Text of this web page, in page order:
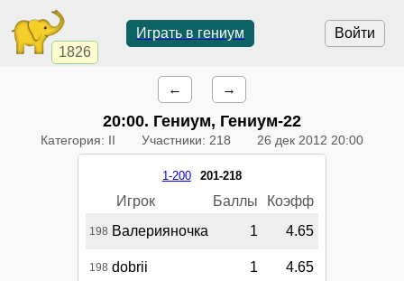
1826
Войти
Играть в гениум
← →
20:00. Гениум, Гениум-22
Категория: II Участники: 218 26 дек 2012 20:00
1-200 201-218
Игрок Баллы Коэфф
198 Валерияночка 1 4.65
198 dobrii 1 4.65